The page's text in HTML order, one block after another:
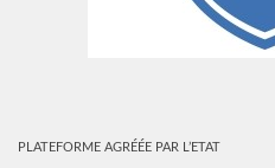
PLATEFORME AGRÉÉE PAR L’ETAT